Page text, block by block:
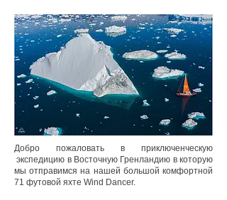
Добро пожаловать в приключенческую
экспедицию в Восточную Гренландию в которую
мы отправимся на нашей большой комфортной
71 футовой яхте Wind Dancer.